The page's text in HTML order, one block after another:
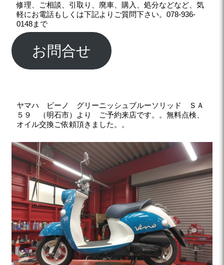
修理、ご相談、引取り、廃車、購入、処分などなど、気
軽にお電話もしくは下記よりご質問下さい。078-936-
0148まで
お問合せ
ヤマハ ビーノ グリーニッシュブルーソリッド ＳＡ
５９ （明石市）より ご予約来店です。。無料点検、
オイル交換ご依頼頂きました。。